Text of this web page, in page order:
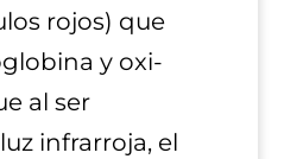
rojos) que
y oxi-
al ser
infrarroja, el